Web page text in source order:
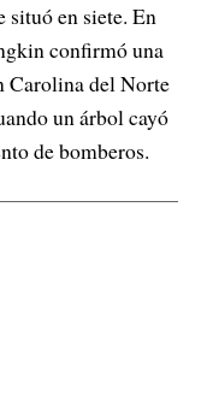
situó en siete. En
confirmó una
Carolina del Norte
un árbol cayó
de bomberos.